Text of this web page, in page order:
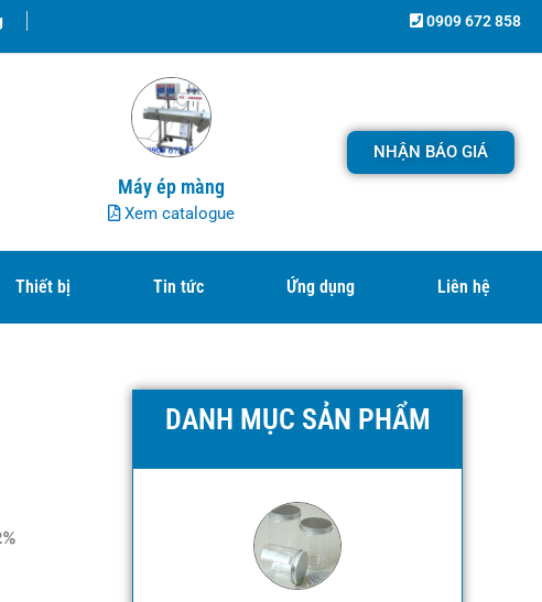
0909 672 858
Máy ép màng
Xem catalogue
NHẬN BÁO GIÁ
Thiết bị Tin tức Ứng dụng Liên hệ
DANH MỤC SẢN PHẨM